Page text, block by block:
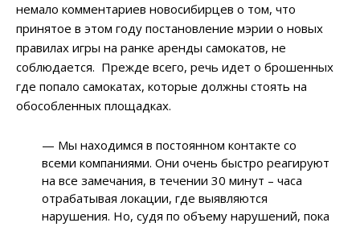
немало комментариев новосибирцев о том, что
принятое в этом году постановление мэрии о новых
правилах игры на ранке аренды самокатов, не
соблюдается. Прежде всего, речь идет о брошенных
где попало самокатах, которые должны стоять на
обособленных площадках.
— Мы находимся в постоянном контакте со
всеми компаниями. Они очень быстро реагируют
на все замечания, в течении 30 минут – часа
отрабатывая локации, где выявляются
нарушения. Но, судя по объему нарушений, пока